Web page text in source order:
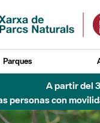
Parques
A partir del
personas con